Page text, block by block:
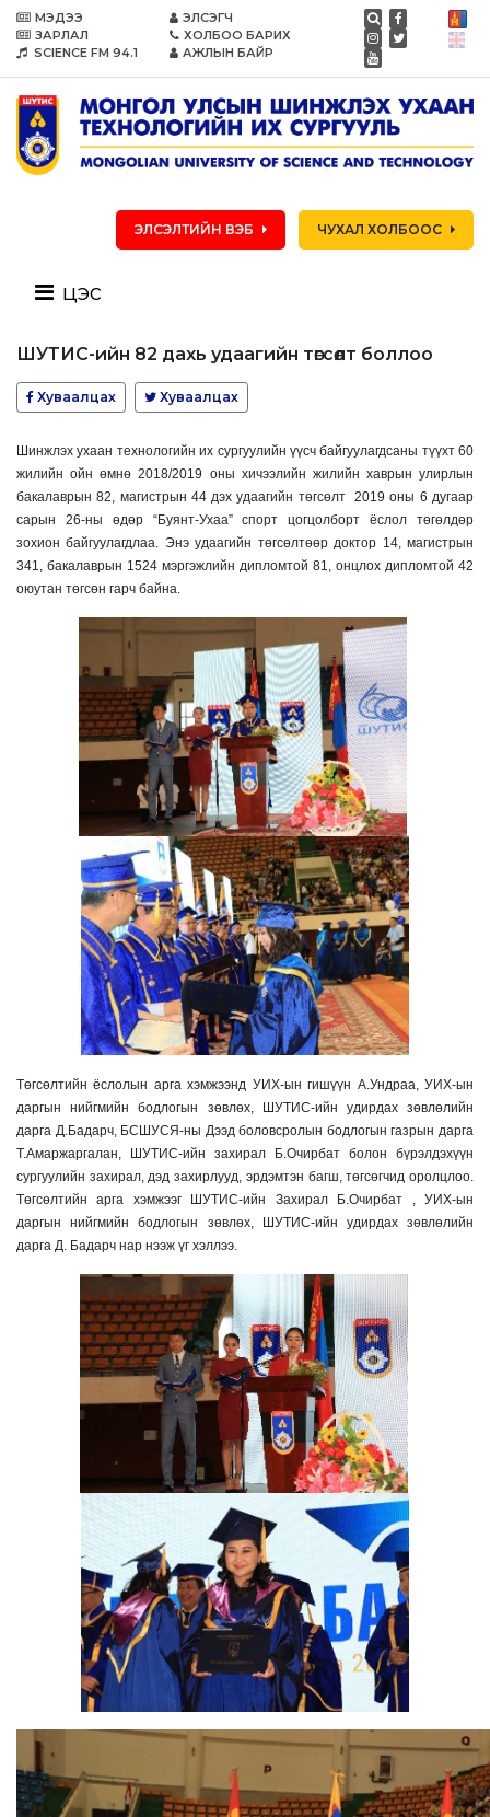
МЭДЭЭ
ЗАРЛАЛ
SCIENCE FM 94.1
ЭЛСЭГЧ
ХОЛБОО БАРИХ
АЖЛЫН БАЙР
ЭЛСЭЛТИЙН ВЭБ ЧУХАЛ ХОЛБООС
цэс
ШУТИС-ийн 82 дахь удаагийн төгсөлт боллоо
Хуваалцах Хуваалцах
Шинжлэх ухаан технологийн их сургуулийн үүсч байгуулагдсаны түүхт 60
жилийн ойн өмнө 2018/2019 оны хичээлийн жилийн хаврын улирлын
бакалаврын 82, магистрын 44 дэх удаагийн төгсөлт 2019 оны 6 дугаар
сарын 26-ны өдөр “Буянт-Ухаа” спорт цогцолборт ёслол төгөлдөр
зохион байгуулагдлаа. Энэ удаагийн төгсөлтөөр доктор 14, магистрын
341, бакалаврын 1524 мэргэжлийн дипломтой 81, онцлох дипломтой 42
оюутан төгсөн гарч байна.
Төгсөлтийн ёслолын арга хэмжээнд УИХ-ын гишүүн А.Ундраа, УИХ-ын
даргын нийгмийн бодлогын зөвлөх, ШУТИС-ийн удирдах зөвлөлийн
дарга Д.Бадарч, БСШУСЯ-ны Дээд боловсролын бодлогын газрын дарга
Т.Амаржаргалан, ШУТИС-ийн захирал Б.Очирбат болон бүрэлдэхүүн
сургуулийн захирал, дэд захирлууд, эрдэмтэн багш, төгсөгчид оролцлоо.
Төгсөлтийн арга хэмжээг ШУТИС-ийн Захирал Б.Очирбат , УИХ-ын
даргын нийгмийн бодлогын зөвлөх, ШУТИС-ийн удирдах зөвлөлийн
дарга Д. Бадарч нар нээж үг хэллээ.